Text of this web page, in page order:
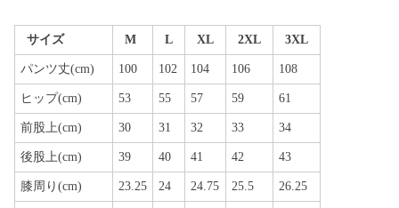
サイズ M L XL 2XL 3XL
パンツ丈(cm) 100 102 104 106 108
ヒップ(cm) 53 55 57 59 61
前股上(cm) 30 31 32 33 34
後股上(cm) 39 40 41 42 43
膝周り(cm) 23.25 24 24.75 25.5 26.25